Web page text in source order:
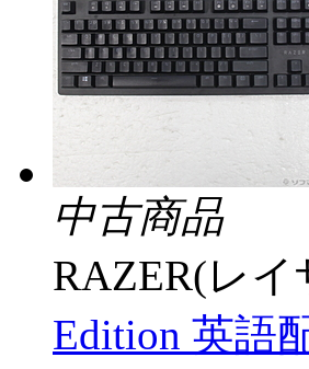
中古商品
RAZER(レイ
Edition 英語